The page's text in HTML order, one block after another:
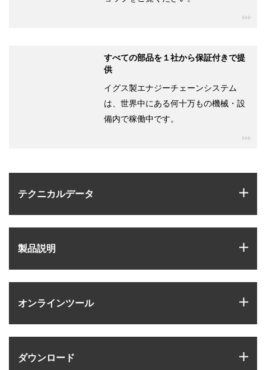
テクニカルデータ
製品説明
オンラインツール
ダウンロード
すべての部品を１社から保証付きで提
供
イグス製エナジーチェーンシステム
は、世界中にある何十万もの機械・設
備内で稼働中です。